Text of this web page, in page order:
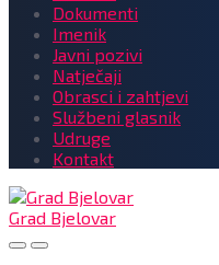
Dokumenti
Imenik
Javni pozivi
Natječaji
Obrasci i zahtjevi
Službeni glasnik
Udruge
Kontakt
Grad Bjelovar